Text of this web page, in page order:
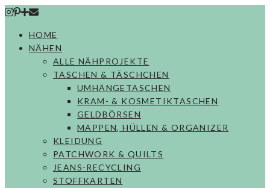
Skip
contentHOME
NÄHEN
ALLE NÄHPROJEKTE
TASCHEN & TÄSCHCHEN
UMHÄNGETASCHEN
KRAM- & KOSMETIKTASCHEN
GELDBÖRSEN
MAPPEN, HÜLLEN & ORGANIZER
KLEIDUNG
PATCHWORK & QUILTS
JEANS-RECYCLING
STOFFKARTEN